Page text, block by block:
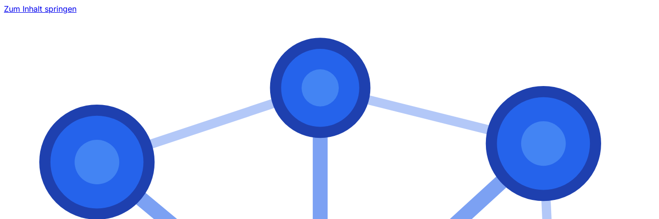
Zum Inhalt springen